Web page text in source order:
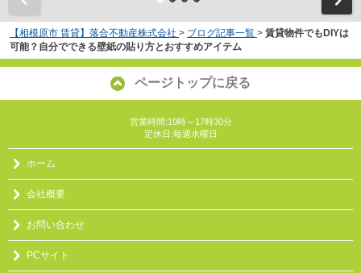
【相模原市 賃貸】落合不動産株式会社 > ブログ記事一覧 > 賃貸物件でもDIYは
可能？自分でできる壁紙の貼り方とおすすめアイテム
ページトップに戻る
営業時間:10時～17時30分
定休日:毎週水曜日
ホーム
会社概要
お問い合わせ
PCサイト